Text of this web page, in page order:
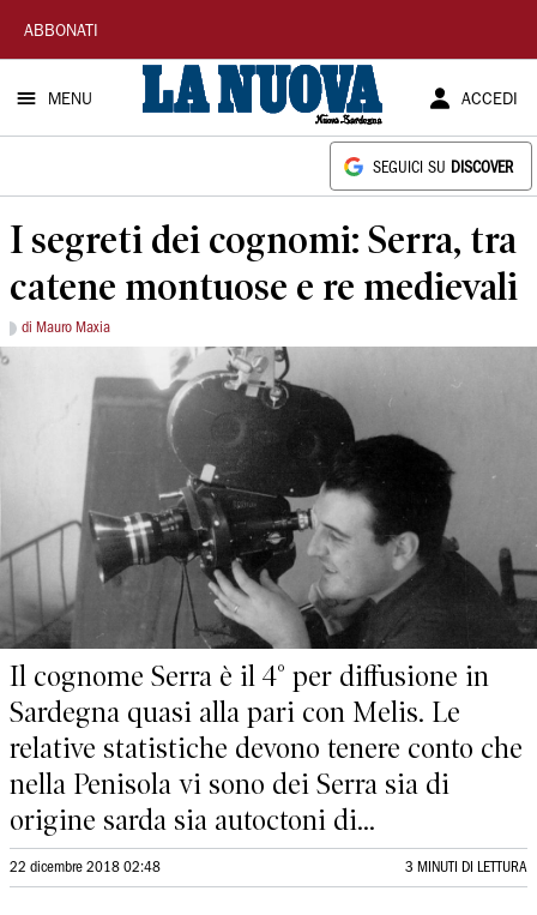
La
Nuova
Sardegna
ABBONATI
MENU ACCEDI
SEGUICI SU DISCOVER
I segreti dei cognomi: Serra, tra
catene montuose e re medievali
di Mauro Maxia
Il cognome Serra è il 4° per diffusione in
Sardegna quasi alla pari con Melis. Le
relative statistiche devono tenere conto che
nella Penisola vi sono dei Serra sia di
origine sarda sia autoctoni di...
22 dicembre 2018 02:48 3 MINUTI DI LETTURA